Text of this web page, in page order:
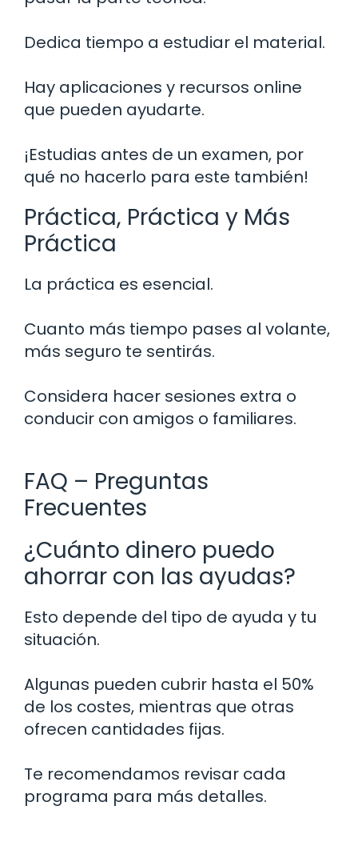
Dedica tiempo a estudiar el material.
Hay aplicaciones y recursos online
que pueden ayudarte.
¡Estudias antes de un examen, por
qué no hacerlo para este también!
Práctica, Práctica y Más
Práctica
La práctica es esencial.
Cuanto más tiempo pases al volante,
más seguro te sentirás.
Considera hacer sesiones extra o
conducir con amigos o familiares.
FAQ – Preguntas
Frecuentes
¿Cuánto dinero puedo
ahorrar con las ayudas?
Esto depende del tipo de ayuda y tu
situación.
Algunas pueden cubrir hasta el 50%
de los costes, mientras que otras
ofrecen cantidades fijas.
Te recomendamos revisar cada
programa para más detalles.